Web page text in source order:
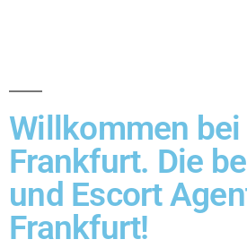
Willkommen
Frankfurt. Die
und Escort
Frankfurt!